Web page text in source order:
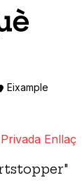
Eixample
Enllaç